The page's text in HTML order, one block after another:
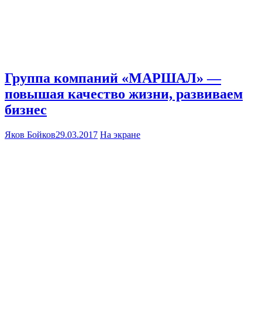
Группа компаний «МАРШАЛ» —
повышая качество жизни, развиваем
бизнес
Яков Бойков29.03.2017 На экране